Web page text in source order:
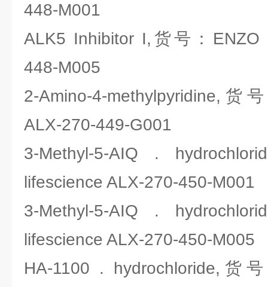
448-M001
ALK5 Inhibitor I,货号：ENZO
448-M005
2-Amino-4-methylpyridine,货
ALX-270-449-G001
3-Methyl-5-AIQ .
lifescience ALX-270-450-M001
3-Methyl-5-AIQ .
lifescience ALX-270-450-M005
HA-1100 . hydrochloride,货